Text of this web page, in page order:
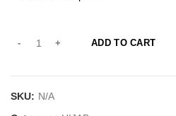
ADD TO CART
SKU: N/A